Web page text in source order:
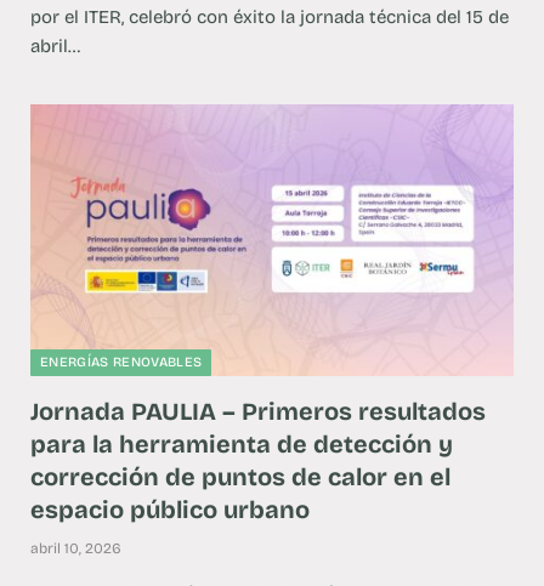
por el ITER, celebró con éxito la jornada técnica del 15 de
abril…
ENERGÍAS RENOVABLES
Jornada PAULIA – Primeros resultados
para la herramienta de detección y
corrección de puntos de calor en el
espacio público urbano
abril 10, 2026